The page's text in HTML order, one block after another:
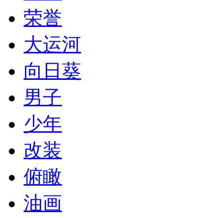
荣誉
大运河
向日葵
男子
少年
改装
俯瞰
油画